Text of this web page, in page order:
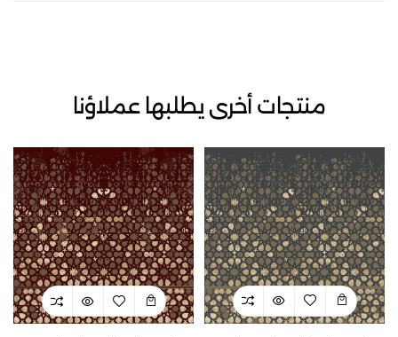
منتجات أخرى يطلبها عملاؤنا